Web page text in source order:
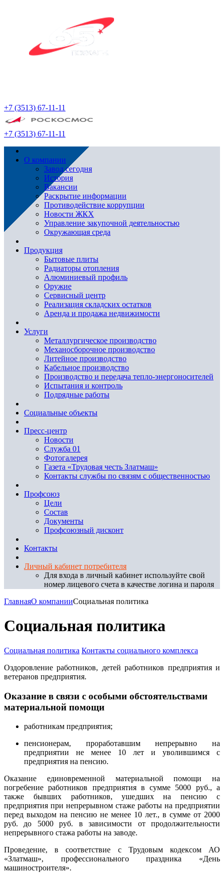
+7 (3513) 67-11-11
+7 (3513) 67-11-11
О компании
Завод сегодня
История
Вакансии
Раскрытие информации
Противодействие коррупции
Новости ЖКХ
Управление закупочной деятельностью
Окружающая среда
Продукция
Бытовые плиты
Радиаторы отопления
Алюминиевый профиль
Оружие
Сервисный центр
Реализация складских остатков
Аренда и продажа недвижимости
Услуги
Металлургическое производство
Механосборочное производство
Литейное производство
Кабельное производство
Производство и передача тепло-энергоносителей
Испытания и контроль
Подрядные работы
Социальные объекты
Пресс-центр
Новости
Служба 01
Фотогалерея
Газета «Трудовая честь Златмаш»
Контакты службы по связям с общественностью
Профсоюз
Цели
Состав
Документы
Профсоюзный дисконт
Контакты
Личный кабинет потребителя
Для входа в личный кабинет используйте свой
номер лицевого счета в качестве логина и пароля
ГлавнаяО компанииСоциальная политика
Социальная политика
Социальная политика Контакты социального комплекса
Оздоровление работников, детей работников предприятия и
ветеранов предприятия.
Оказание в связи с особыми обстоятельствами
материальной помощи
работникам предприятия;
пенсионерам, проработавшим непрерывно на
предприятии не менее 10 лет и уволившимся с
предприятия на пенсию.
Оказание единовременной материальной помощи на
погребение работников предприятия в сумме 5000 руб., а
также бывших работников, ушедших на пенсию с
предприятия при непрерывном стаже работы на предприятии
перед выходом на пенсию не менее 10 лет., в сумме от 2000
руб. до 5000 руб. в зависимости от продолжительности
непрерывного стажа работы на заводе.
Проведение, в соответствие с Трудовым кодексом АО
«Златмаш», профессионального праздника «День
машиностроителя».